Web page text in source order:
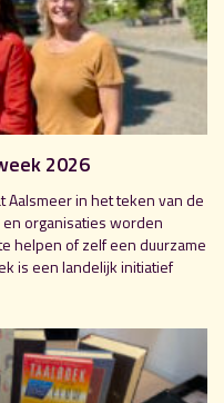
2026
Aalsmeer in het teken van de
organisaties worden
helpen of zelf een duurzame
is een landelijk initiatief